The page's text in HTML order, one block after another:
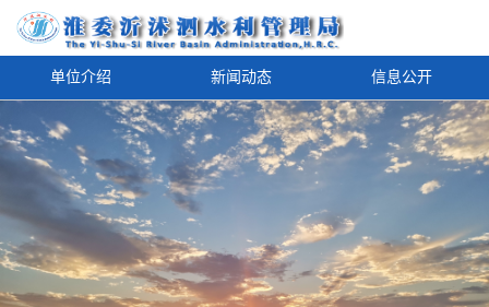
单位介绍 新闻动态 信息公开